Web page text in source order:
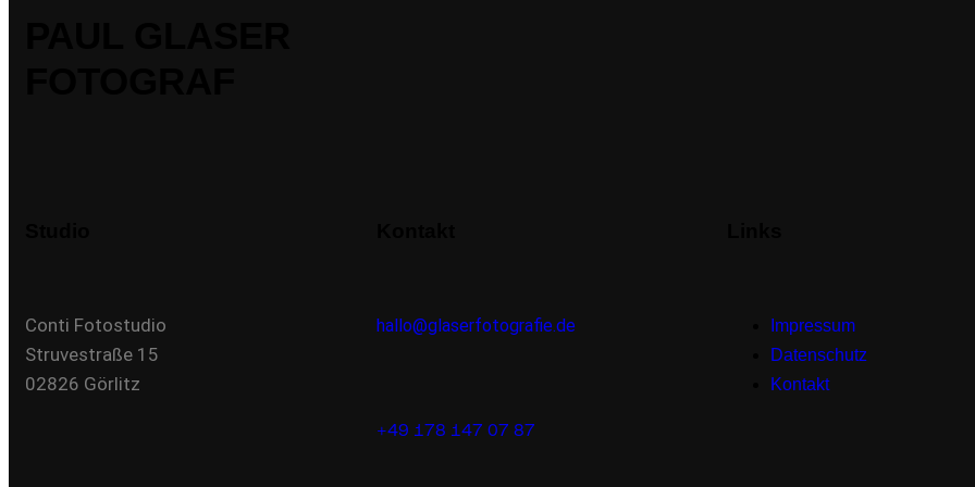
Conti Fotostudio
Struvestraße 15
02826 Görlitz
hallo@glaserfotografie.de
+49 178 147 07 87
Impressum
Datenschutz
Kontakt